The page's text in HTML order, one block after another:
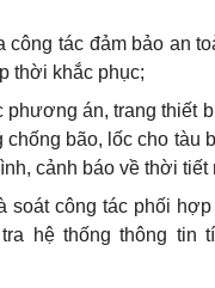
công tác đảm bảo an
thời khắc phục;
phương án, trang thiết
chống bão, lốc cho tàu
cảnh báo về thời tiết
soát công tác phối
hệ thống thông